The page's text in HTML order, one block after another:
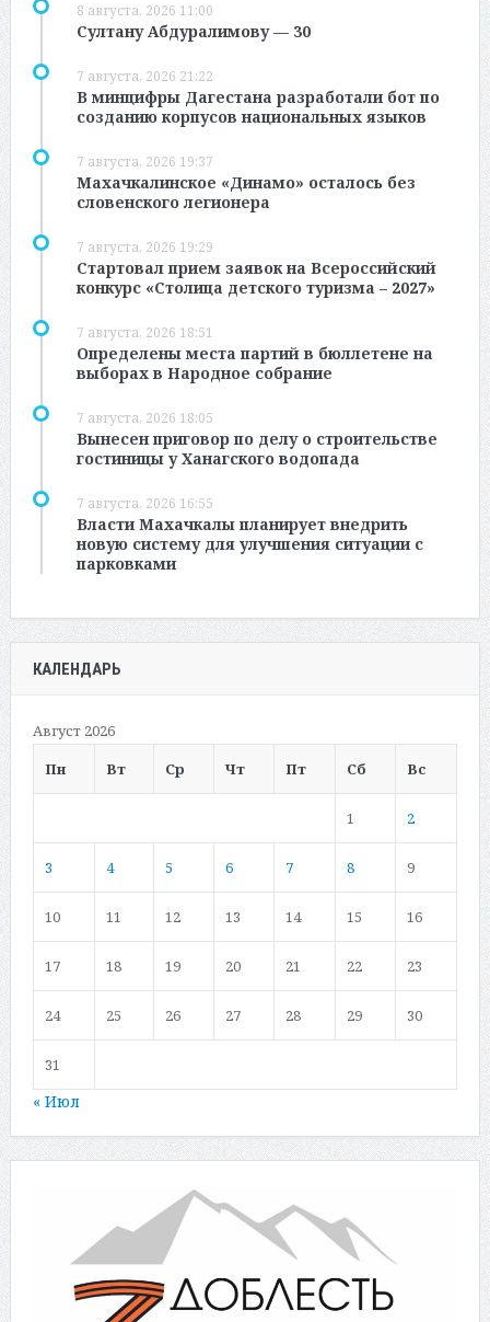
8 августа, 2026 11:00
Султану Абдуралимову — 30
7 августа, 2026 21:22
В минцифры Дагестана разработали бот по
созданию корпусов национальных языков
7 августа, 2026 19:37
Махачкалинское «Динамо» осталось без
словенского легионера
7 августа, 2026 19:29
Стартовал прием заявок на Всероссийский
конкурс «Столица детского туризма – 2027»
7 августа, 2026 18:51
Определены места партий в бюллетене на
выборах в Народное собрание
7 августа, 2026 18:05
Вынесен приговор по делу о строительстве
гостиницы у Ханагского водопада
7 августа, 2026 16:55
Власти Махачкалы планирует внедрить
новую систему для улучшения ситуации с
парковками
КАЛЕНДАРЬ
Август 2026
Пн
Вт Ср Чт Пт Сб Вс
1 2
3 4 5 6 7 8 9
10 11 12 13 14 15 16
17 18 19 20 21 22 23
24 25 26 27 28 29 30
31
« Июл